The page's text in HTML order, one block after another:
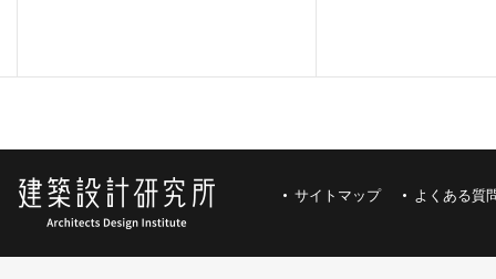
サイトマップ よくある質